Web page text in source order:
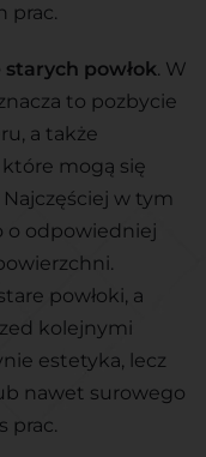
prac.
powłok. W
to pozbycie
a także
mogą się
w tym
o odpowiedniej
powłoki, a
kolejnymi
estetyka, lecz
nawet surowego
prac.